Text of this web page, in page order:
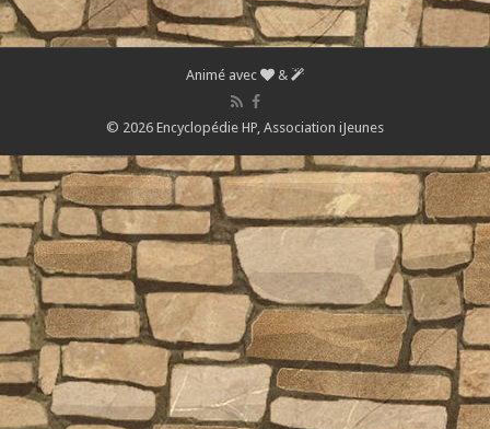
Animé avec &
© 2026 Encyclopédie HP, Association iJeunes